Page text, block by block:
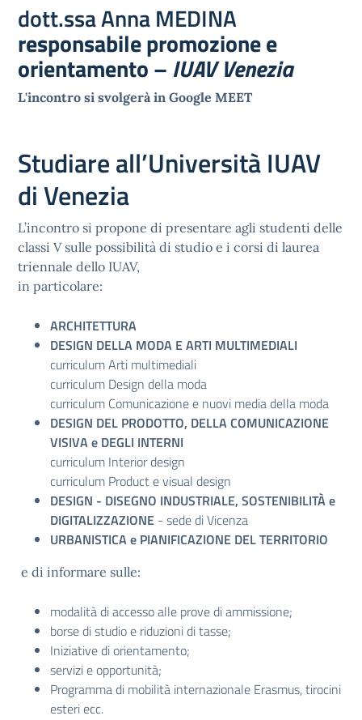
dott.ssa Anna MEDINA
responsabile promozione e
orientamento – IUAV Venezia
L'incontro si svolgerà in Google MEET
Studiare all’Università IUAV
di Venezia
L’incontro si propone di presentare agli studenti delle
classi V sulle possibilità di studio e i corsi di laurea
triennale dello IUAV,
in particolare:
ARCHITETTURA
DESIGN DELLA MODA E ARTI MULTIMEDIALI
curriculum Arti multimediali
curriculum Design della moda
curriculum Comunicazione e nuovi media della moda
DESIGN DEL PRODOTTO, DELLA COMUNICAZIONE
VISIVA e DEGLI INTERNI
curriculum Interior design
curriculum Product e visual design
DESIGN - DISEGNO INDUSTRIALE, SOSTENIBILITÀ e
DIGITALIZZAZIONE - sede di Vicenza
URBANISTICA e PIANIFICAZIONE DEL TERRITORIO
e di informare sulle:
modalità di accesso alle prove di ammissione;
borse di studio e riduzioni di tasse;
Iniziative di orientamento;
servizi e opportunità;
Programma di mobilità internazionale Erasmus, tirocini
esteri ecc.